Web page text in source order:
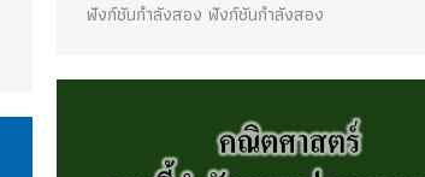
ฟังก์ชันกำลังสอง ฟังก์ชันกำลังสอง